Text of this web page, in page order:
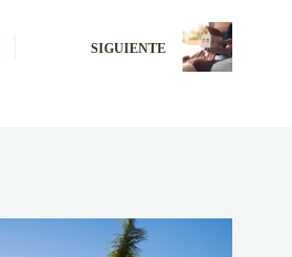
SIGUIENTE